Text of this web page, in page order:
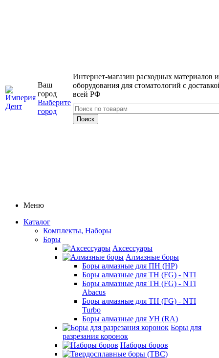
Ваш
город
Выберите
город
Интернет-магазин расходных материалов и
оборудования для стоматологий с
всей РФ
Меню
Каталог
Комплекты, Наборы
Боры
Аксессуары
Алмазные боры
Боры алмазные для ПН (HP)
Боры алмазные для ТН (FG) - NTI
Боры алмазные для ТН (FG) - NTI
Abacus
Боры алмазные для ТН (FG) - NTI
Turbo
Боры алмазные для УН (RA)
Боры для
разрезания коронок
Наборы боров